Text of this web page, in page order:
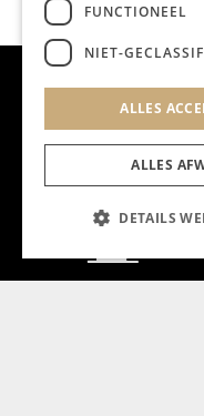
FUNCTIONEEL
NIET-
ALLES
ALLES
DETAILS